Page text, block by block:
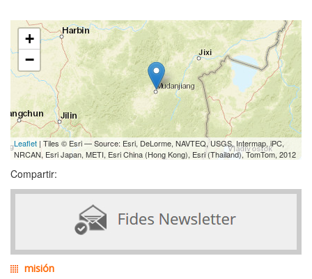
+
−
Leaflet | Tiles © Esri — Source: Esri, DeLorme, NAVTEQ, USGS, Intermap, iPC,
NRCAN, Esri Japan, METI, Esri China (Hong Kong), Esri (Thailand), TomTom, 2012
Compartir:
misión